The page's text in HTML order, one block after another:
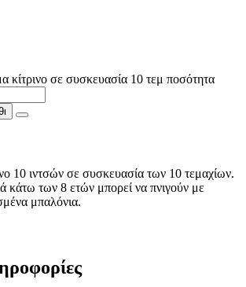
κίτρινο σε συσκευασία 10 τεμ ποσότητα
10 ιντσών σε συσκευασία των 10 τεμαχίων.
των 8 ετών μπορεί να πνιγούν με
μπαλόνια.